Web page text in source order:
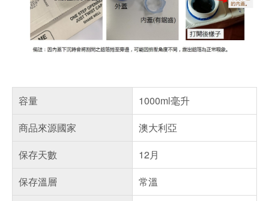
容量
1000ml毫升
商品來源國家
澳大利亞
保存天數
12月
保存溫層
常溫